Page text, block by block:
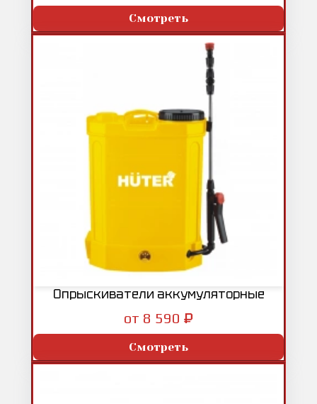
Смотреть
Опрыскиватели аккумуляторные
от 8 590 ₽
Смотреть